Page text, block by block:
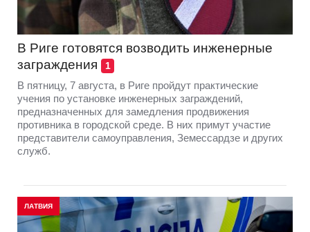
В Риге готовятся возводить инженерные
заграждения
1
В пятницу, 7 августа, в Риге пройдут практические
учения по установке инженерных заграждений,
предназначенных для замедления продвижения
противника в городской среде. В них примут участие
представители самоуправления, Земессардзе и других
служб.
ЛАТВИЯ